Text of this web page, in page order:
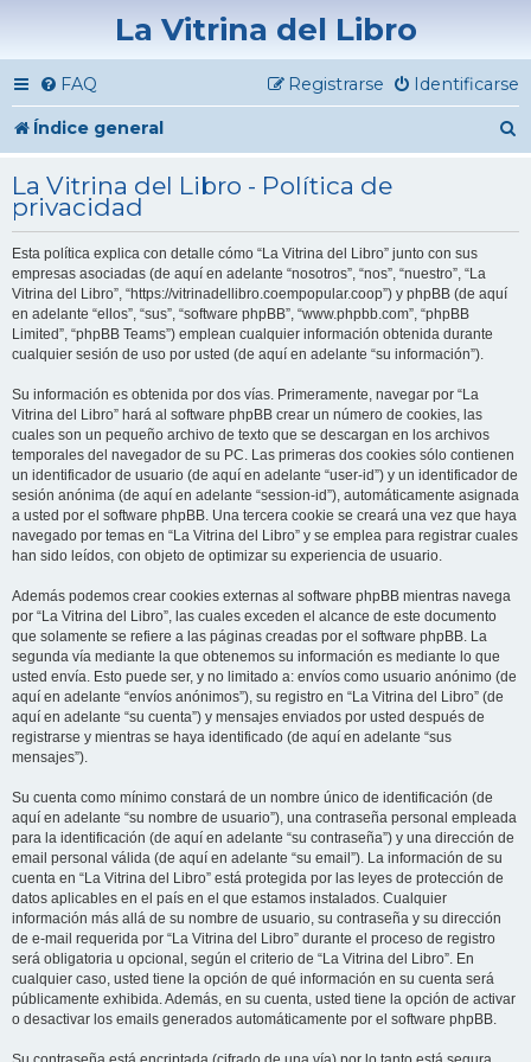
La Vitrina del Libro
FAQ Identificarse
Registrarse
Índice general
c
La Vitrina del Libro - Política de
privacidad
Esta política explica con detalle cómo “La Vitrina del Libro” junto con sus
empresas asociadas (de aquí en adelante “nosotros”, “nos”, “nuestro”, “La
Vitrina del Libro”, “https://vitrinadellibro.coempopular.coop”) y phpBB (de aquí
en adelante “ellos”, “sus”, “software phpBB”, “www.phpbb.com”, “phpBB
Limited”, “phpBB Teams”) emplean cualquier información obtenida durante
cualquier sesión de uso por usted (de aquí en adelante “su información”).
Su información es obtenida por dos vías. Primeramente, navegar por “La
Vitrina del Libro” hará al software phpBB crear un número de cookies, las
cuales son un pequeño archivo de texto que se descargan en los archivos
temporales del navegador de su PC. Las primeras dos cookies sólo contienen
un identificador de usuario (de aquí en adelante “user-id”) y un identificador de
sesión anónima (de aquí en adelante “session-id”), automáticamente asignada
a usted por el software phpBB. Una tercera cookie se creará una vez que haya
navegado por temas en “La Vitrina del Libro” y se emplea para registrar cuales
han sido leídos, con objeto de optimizar su experiencia de usuario.
Además podemos crear cookies externas al software phpBB mientras navega
por “La Vitrina del Libro”, las cuales exceden el alcance de este documento
que solamente se refiere a las páginas creadas por el software phpBB. La
segunda vía mediante la que obtenemos su información es mediante lo que
usted envía. Esto puede ser, y no limitado a: envíos como usuario anónimo (de
aquí en adelante “envíos anónimos”), su registro en “La Vitrina del Libro” (de
aquí en adelante “su cuenta”) y mensajes enviados por usted después de
registrarse y mientras se haya identificado (de aquí en adelante “sus
mensajes”).
Su cuenta como mínimo constará de un nombre único de identificación (de
aquí en adelante “su nombre de usuario”), una contraseña personal empleada
para la identificación (de aquí en adelante “su contraseña”) y una dirección de
email personal válida (de aquí en adelante “su email”). La información de su
cuenta en “La Vitrina del Libro” está protegida por las leyes de protección de
datos aplicables en el país en el que estamos instalados. Cualquier
información más allá de su nombre de usuario, su contraseña y su dirección
de e-mail requerida por “La Vitrina del Libro” durante el proceso de registro
será obligatoria u opcional, según el criterio de “La Vitrina del Libro”. En
cualquier caso, usted tiene la opción de qué información en su cuenta será
públicamente exhibida. Además, en su cuenta, usted tiene la opción de activar
o desactivar los emails generados automáticamente por el software phpBB.